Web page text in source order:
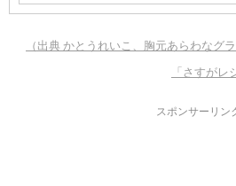
（出典 かとうれいこ、胸元あらわなグ
「さすがレ
スポンサーリン